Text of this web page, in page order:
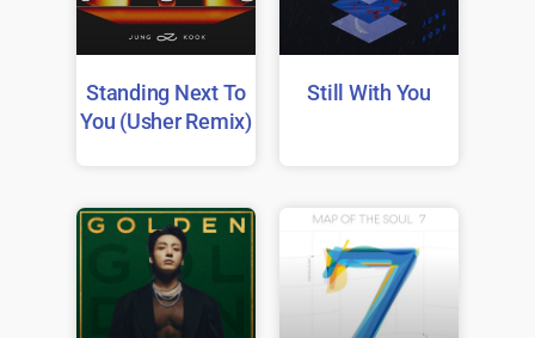
Standing Next To
You (Usher Remix)
Still With You